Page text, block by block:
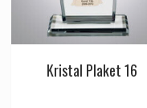
Kristal Plaket 16